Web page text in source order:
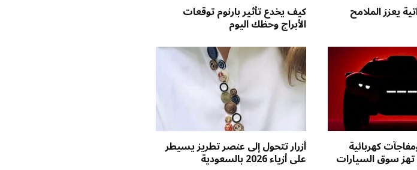
يعزز الملامح كيف يخدع تأثير بارنوم توقعات
الأبراج وحظك اليوم
كهربائية
تهز سوق السيارات
أزرار تتحول إلى عنصر تطريز يسيطر
على أزياء 2026 بالسعودية